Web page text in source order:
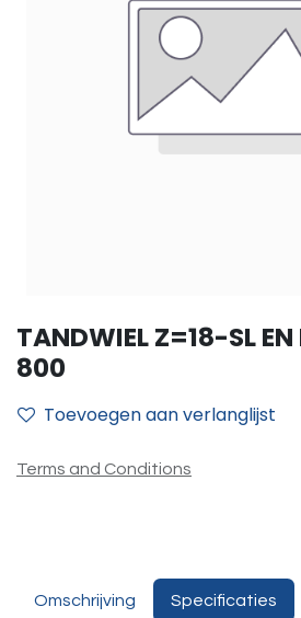
TANDWIEL Z=18-SL
800
Toevoegen aan verlanglijst
Terms and Conditions
Omschrijving Specificaties